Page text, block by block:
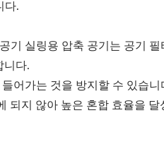
다.
기 실링용 압축 공기는 공기
니다.
어가는 것을 방지할 수 있습니
되지 않아 높은 혼합 효율을 달
릴링 머신